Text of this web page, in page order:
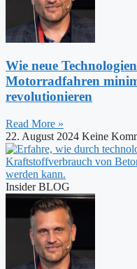
Wie neue
Motorradfahren
revolutionieren
Read More »
22. August 2024 Keine
Insider BLOG